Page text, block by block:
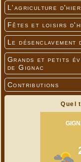
L'agriculture
Fêtes et loisirs
Le désenclavement
Grands et petits
de Gignac
Contributions
Quel